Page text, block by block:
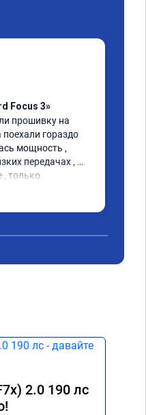
Focus 3»
прошивку на
гораздо
мощность ,
передачах ,
, только
2.0 190 лс